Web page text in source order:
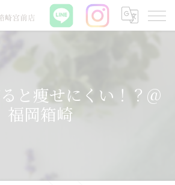
と痩せにくい！？@
福岡箱崎